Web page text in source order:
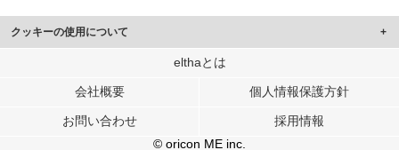
クッキーの使用について
このサイトでは Cookie を使用して、ユーザーに合わせたコンテンツや広告の
行っています。
メディアや広告配信、データ解析の各パートナーに提供しています。
各パートナーは、この情報とユーザーが各パートナーに提供した他の情報や、
elthaとは
会社概要 個人情報保護方針
お問い合わせ
採用情報
© oricon ME inc.